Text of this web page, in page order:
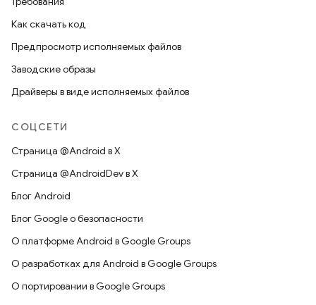
Как скачать код
Предпросмотр исполняемых файлов
Заводские образы
Драйверы в виде исполняемых файлов
СОЦСЕТИ
Страница @Android в X
Страница @AndroidDev в X
Блог Android
Блог Google о безопасности
О платформе Android в Google Groups
О разработках для Android в Google Groups
О портировании в Google Groups